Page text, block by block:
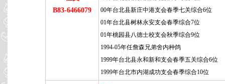
B83-6466079
00年台北县新庄中港支会春季七关综合6位
01年台北县树林永安支会春季综合7位
01年桃园县八德士校支会秋季综合9位
1994-05年任詹森兄弟舍内种鸽
1999年台北县永和新和支会春季五关综合6位
1999年台北市内湖成功支会春季综合10位